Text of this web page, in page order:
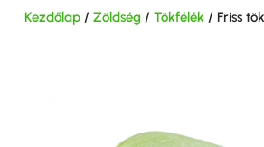
Kezdőlap/ Zöldség/ Tökfélék / Friss tök